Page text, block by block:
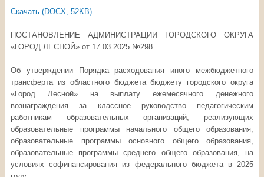
Скачать (DOCX, 52KB)
ПОСТАНОВЛЕНИЕ АДМИНИСТРАЦИИ ГОРОДСКОГО ОКРУГА
«ГОРОД ЛЕСНОЙ» от 17.03.2025 №298
Об утверждении Порядка расходования иного межбюджетного
трансферта из областного бюджета бюджету городского округа
«Город Лесной» на выплату ежемесячного денежного
вознаграждения за классное руководство педагогическим
работникам образовательных организаций, реализующих
образовательные программы начального общего образования,
образовательные программы основного общего образования,
образовательные программы среднего общего образования, на
условиях софинансирования из федерального бюджета в 2025